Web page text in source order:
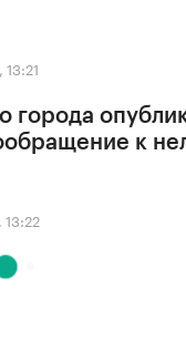
города
к
13:22